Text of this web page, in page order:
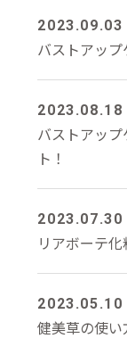
2023.09.03
バストアッ
2023.08.18
バストアッ
ト！
2023.07.30
リアボーテ
2023.05.10
健美草の使い